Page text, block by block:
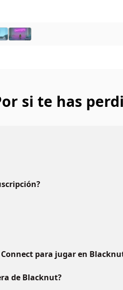
si te has
para jugar en
de Blacknut?